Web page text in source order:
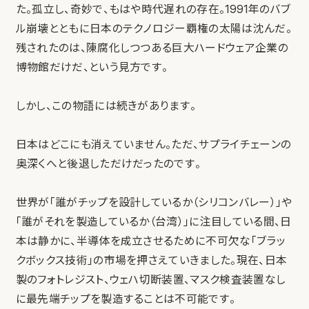
た。孤立し、奇妙で、もはや時代遅れの存在。1991年のバブ
ル崩壊とともに日本のテクノロジー覇権の太陽は沈んだ。
残されたのは、陳腐化しつつある巨大ハードウェア企業の
博物館だけだ、という見方です。
しかし、この物語には続きがあります。
日本はどこにも消えていません。ただ、サプライチェーンの
奥深くへと後退しただけだったのです。
世界が「誰がチップを設計しているか（シリコンバレー）」や
「誰がそれを製造しているか（台湾）」に注目している間、日
本は静かに、半導体を成立させるために不可欠な「ブラッ
クボックス技術」の市場を押さえていきました。現在、日本
製のフォトレジスト、ウェハ切断装置、マスク検査装置なし
に最先端チップを製造することは不可能です。